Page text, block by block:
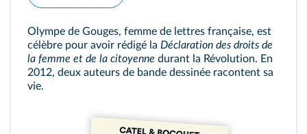
Olympe de Gouges, femme de lettres française, est
célèbre pour avoir rédigé la Déclaration des droits de
la femme et de la citoyenne durant la Révolution. En
2012, deux auteurs de bande dessinée racontent sa
vie.